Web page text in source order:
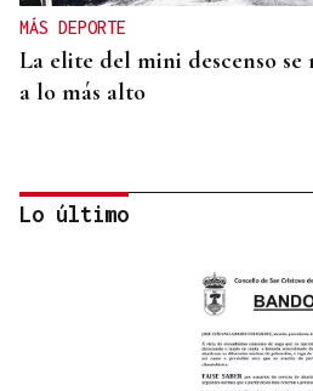
MÁS DEPORTE
La elite del mini descenso se
a lo más alto
Lo último